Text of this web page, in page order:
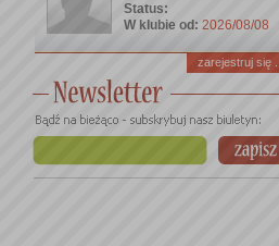
Status:
W klubie od: 2026/08/08
zarejestruj się ...